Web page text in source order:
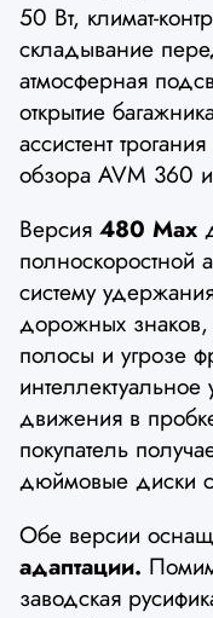
50 Вт, климат-
складывание
атмосферная
открытие
ассистент
обзора AVM 360
Версия 480 Max
полноскоростной
систему
дорожных
полосы и угрозе
интеллектуальное
движения в
покупатель
дюймовые диски
Обе версии
адаптации.
заводская